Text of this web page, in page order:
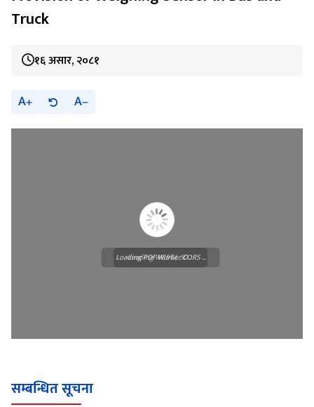
Truck
१६ असार, २०८१
A A
Loading WEBGL 3D ...
Loading PDF Worker CORS ...
सम्बन्धित सूचना